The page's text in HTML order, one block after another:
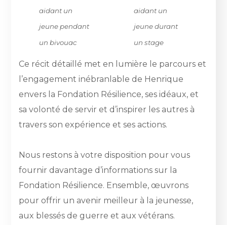
aidant un
jeune pendant
un bivouac
aidant un
jeune durant
un stage
Ce récit détaillé met en lumière le parcours et
l’engagement inébranlable de Henrique
envers la Fondation Résilience, ses idéaux, et
sa volonté de servir et d’inspirer les autres à
travers son expérience et ses actions.
Nous restons à votre disposition pour vous
fournir davantage d’informations sur la
Fondation Résilience. Ensemble, œuvrons
pour offrir un avenir meilleur à la jeunesse,
aux blessés de guerre et aux vétérans.